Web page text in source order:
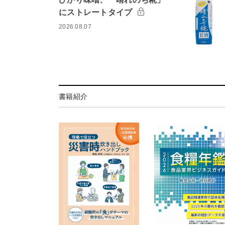
にストレートタイプ
2026.08.07
書籍紹介